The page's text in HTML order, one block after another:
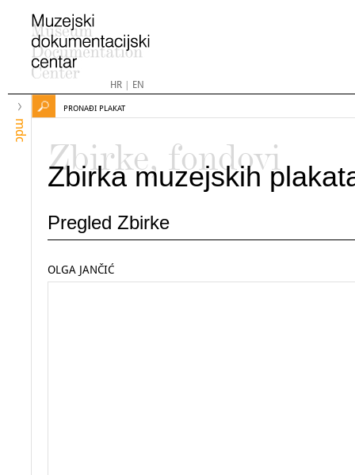
HR| EN
mdc
PRONAĐI PLAKAT
Zbirke, fondovi
Zbirka muzejskih
Pregled Zbirke
OLGA JANČIĆ